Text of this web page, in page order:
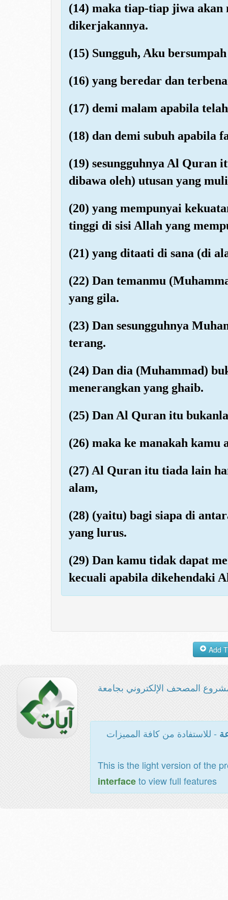
(14) maka tiap-tiap jiwa akan
dikerjakannya.
(15) Sungguh, Aku
(16) yang beredar dan
(17) demi malam apabila
(18) dan demi subuh apabila
(19) sesungguhnya Al Quran
dibawa oleh) utusan yang
(20) yang mempunyai
tinggi di sisi Allah yang
(21) yang ditaati di sana (di
(22) Dan temanmu
yang gila.
(23) Dan sesungguhnya
terang.
(24) Dan dia (Muhammad)
menerangkan yang ghaib.
(25) Dan Al Quran itu
(26) maka ke manakah kamu
(27) Al Quran itu tiada lain
alam,
(28) (yaitu) bagi siapa di
yang lurus.
(29) Dan kamu tidak dapat
kecuali apabila dikehendaki
المصحف الإلكتروني بجامعة
- للاستفادة من كافة المميزات
This is the light version of the
interfaceto view full features